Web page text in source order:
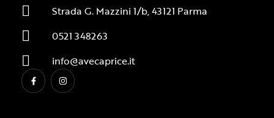
Strada G. Mazzini 1/b, 43121 Parma
0521 348263
info@avecaprice.it